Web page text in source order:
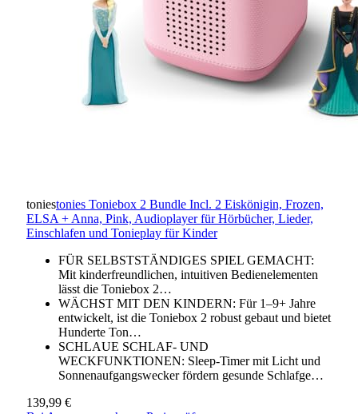
toniestonies Toniebox 2 Bundle Incl. 2 Eiskönigin, Frozen,
ELSA + Anna, Pink, Audioplayer für Hörbücher, Lieder,
Einschlafen und Tonieplay für Kinder
FÜR SELBSTSTÄNDIGES SPIEL GEMACHT:
Mit kinderfreundlichen, intuitiven Bedienelementen
lässt die Toniebox 2…
WÄCHST MIT DEN KINDERN: Für 1–9+ Jahre
entwickelt, ist die Toniebox 2 robust gebaut und bietet
Hunderte Ton…
SCHLAUE SCHLAF- UND
WECKFUNKTIONEN: Sleep-Timer mit Licht und
Sonnenaufgangswecker fördern gesunde Schlafge…
139,99 €